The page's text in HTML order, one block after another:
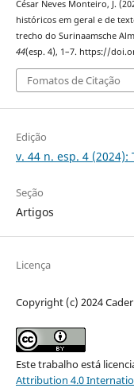
César Neves Monteiro, J.
históricos em geral e de
trecho do Surinaamsche
44(esp. 4), 1–7. https://
Fomatos de Citação
Edição
v. 44 n. esp. 4
Seção
Artigos
Licença
Copyright (c) 2024
Este trabalho está
Attribution 4.0